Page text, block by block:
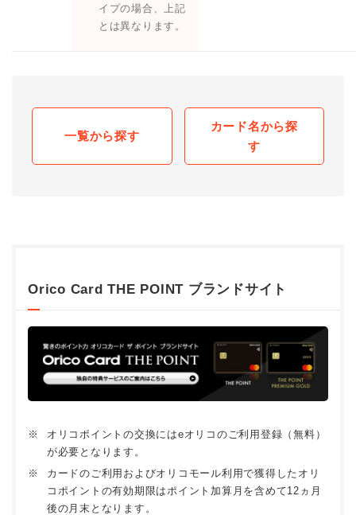
イプの場合、上記
とは異なります。
一覧から探す
カード名から探
す
Orico Card THE POINT ブランドサイト
※
オリコポイントの交換にはeオリコのご利用登録（無料）
が必要となります。
※
カードのご利用およびオリコモール利用で獲得したオリ
コポイントの有効期限はポイント加算月を含めて12ヵ月
後の月末となります。